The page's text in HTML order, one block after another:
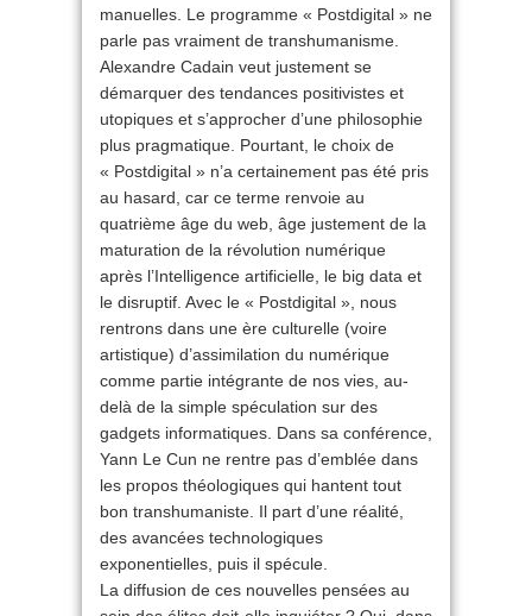
manuelles. Le programme « Postdigital » ne
parle pas vraiment de transhumanisme.
Alexandre Cadain veut justement se
démarquer des tendances positivistes et
utopiques et s’approcher d’une philosophie
plus pragmatique. Pourtant, le choix de
« Postdigital » n’a certainement pas été pris
au hasard, car ce terme renvoie au
quatrième âge du web, âge justement de la
maturation de la révolution numérique
après l’Intelligence artificielle, le big data et
le disruptif. Avec le « Postdigital », nous
rentrons dans une ère culturelle (voire
artistique) d’assimilation du numérique
comme partie intégrante de nos vies, au-
delà de la simple spéculation sur des
gadgets informatiques. Dans sa conférence,
Yann Le Cun ne rentre pas d’emblée dans
les propos théologiques qui hantent tout
bon transhumaniste. Il part d’une réalité,
des avancées technologiques
exponentielles, puis il spécule.
La diffusion de ces nouvelles pensées au